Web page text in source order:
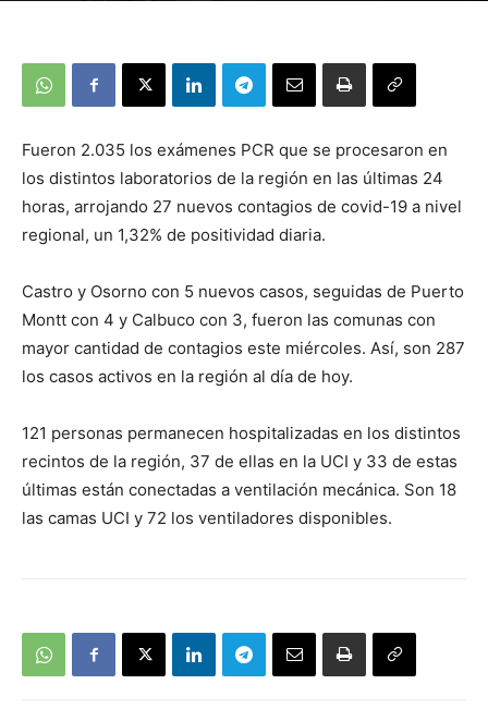
Fueron 2.035 los exámenes PCR que se procesaron en
los distintos laboratorios de la región en las últimas 24
horas, arrojando 27 nuevos contagios de covid-19 a nivel
regional, un 1,32% de positividad diaria.
Castro y Osorno con 5 nuevos casos, seguidas de Puerto
Montt con 4 y Calbuco con 3, fueron las comunas con
mayor cantidad de contagios este miércoles. Así, son 287
los casos activos en la región al día de hoy.
121 personas permanecen hospitalizadas en los distintos
recintos de la región, 37 de ellas en la UCI y 33 de estas
últimas están conectadas a ventilación mecánica. Son 18
las camas UCI y 72 los ventiladores disponibles.